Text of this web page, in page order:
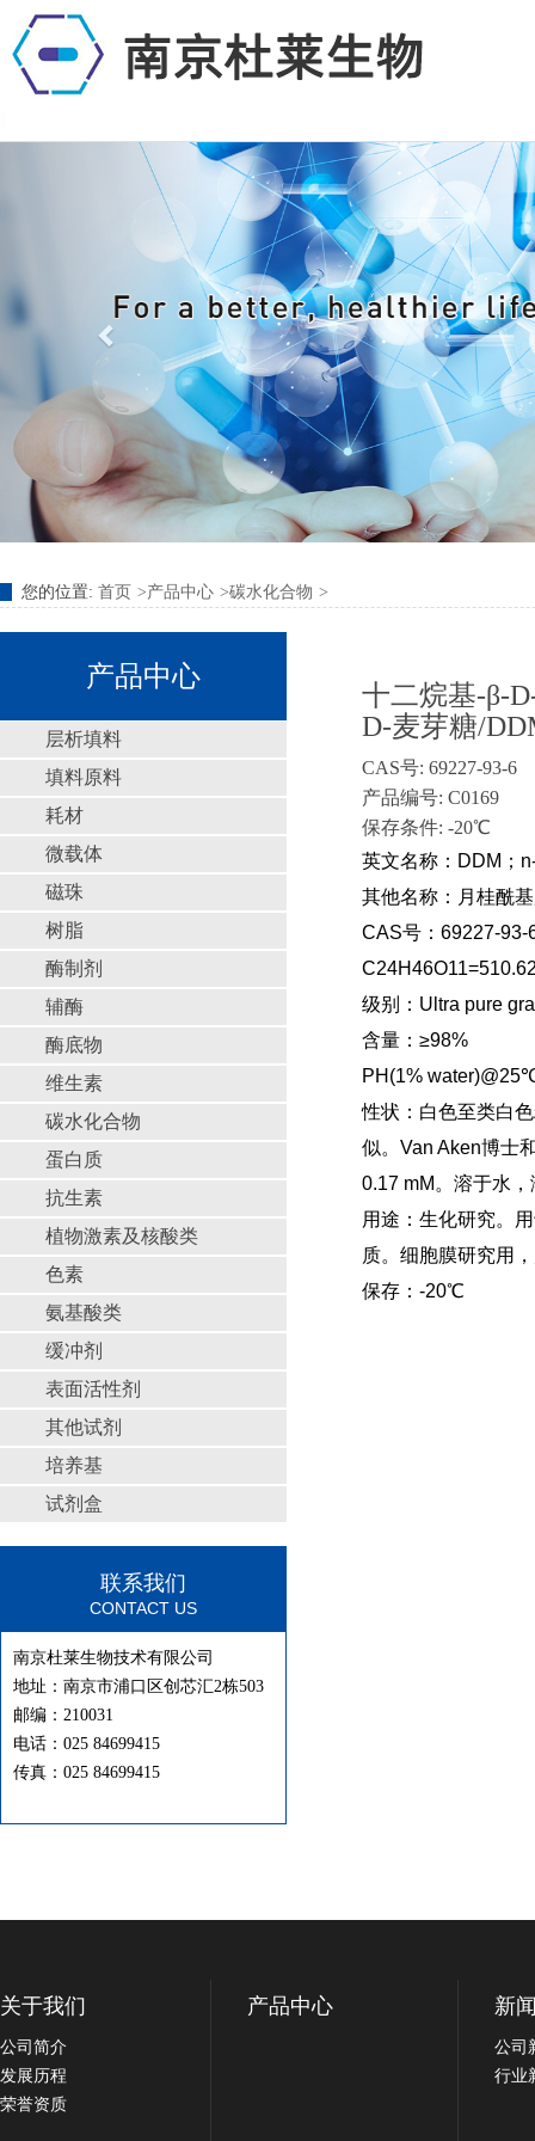
您的位置: 首页 产品中心 碳水化合物
产品中心
层析填料
填料原料
耗材
微载体
磁珠
树脂
酶制剂
辅酶
酶底物
维生素
碳水化合物
蛋白质
抗生素
植物激素及核酸类
色素
氨基酸类
缓冲剂
表面活性剂
其他试剂
培养基
试剂盒
联系我们
CONTACT US
南京杜莱生物技术有限公司
地址：南京市浦口区创芯汇2栋503
邮编：210031
电话：025 84699415
传真：025 84699415
十二烷基-β-
D-麦芽糖/
CAS号: 69227-93-6
产品编号: C0169
保存条件: -20℃
英文名称：DDM；
其他名称：月桂酰
CAS号：69227-93-
级别：Ultra pure
含量：≥98%
PH(1%
性状：白色至类白
似。Van Aken博士
0.17 mM。溶于水
用途：生化研究。
质。细胞膜研究用
保存：-20℃
关于我们
公司简介
发展历程
荣誉资质
产品中心 新
公司
行业